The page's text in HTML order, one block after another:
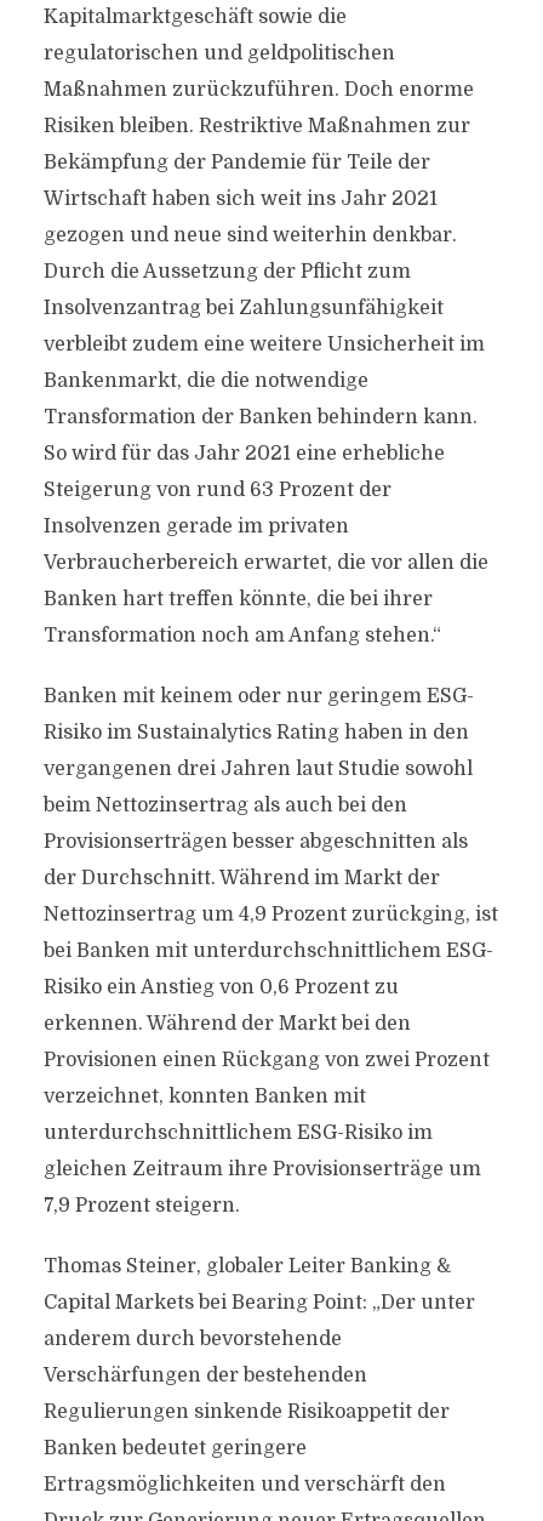
Kapitalmarktgeschäft sowie die
regulatorischen und geldpolitischen
Maßnahmen zurückzuführen. Doch enorme
Risiken bleiben. Restriktive Maßnahmen zur
Bekämpfung der Pandemie für Teile der
Wirtschaft haben sich weit ins Jahr 2021
gezogen und neue sind weiterhin denkbar.
Durch die Aussetzung der Pflicht zum
Insolvenzantrag bei Zahlungsunfähigkeit
verbleibt zudem eine weitere Unsicherheit im
Bankenmarkt, die die notwendige
Transformation der Banken behindern kann.
So wird für das Jahr 2021 eine erhebliche
Steigerung von rund 63 Prozent der
Insolvenzen gerade im privaten
Verbraucherbereich erwartet, die vor allen die
Banken hart treffen könnte, die bei ihrer
Transformation noch am Anfang stehen.“
Banken mit keinem oder nur geringem ESG-
Risiko im Sustainalytics Rating haben in den
vergangenen drei Jahren laut Studie sowohl
beim Nettozinsertrag als auch bei den
Provisionserträgen besser abgeschnitten als
der Durchschnitt. Während im Markt der
Nettozinsertrag um 4,9 Prozent zurückging, ist
bei Banken mit unterdurchschnittlichem ESG-
Risiko ein Anstieg von 0,6 Prozent zu
erkennen. Während der Markt bei den
Provisionen einen Rückgang von zwei Prozent
verzeichnet, konnten Banken mit
unterdurchschnittlichem ESG-Risiko im
gleichen Zeitraum ihre Provisionserträge um
7,9 Prozent steigern.
Thomas Steiner, globaler Leiter Banking &
Capital Markets bei Bearing Point: „Der unter
anderem durch bevorstehende
Verschärfungen der bestehenden
Regulierungen sinkende Risikoappetit der
Banken bedeutet geringere
Ertragsmöglichkeiten und verschärft den